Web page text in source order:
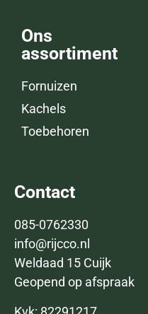
Ons
assortiment
Fornuizen
Kachels
Toebehoren
Contact
085-0762330
info@rijcco.nl
Weldaad 15 Cuijk
Geopend op afspraak